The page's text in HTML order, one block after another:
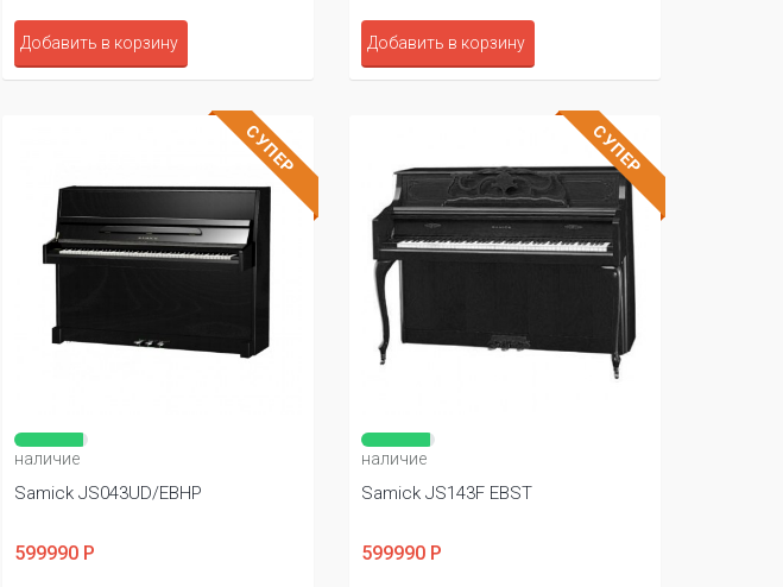
Добавить в корзину Добавить в корзину
СУПЕР
наличие
Samick JS043UD/EBHP
599990 Р
СУПЕР
наличие
Samick JS143F EBST
599990 Р